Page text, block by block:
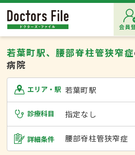
会員
若葉町駅、腰部脊柱管狭窄症
病院
エリア・駅 若葉町駅
診療科目 指定なし
詳細条件 腰部脊柱管狭窄症